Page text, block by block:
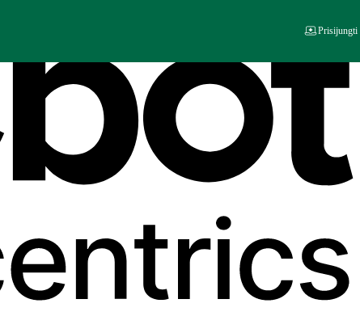
Prisijungti